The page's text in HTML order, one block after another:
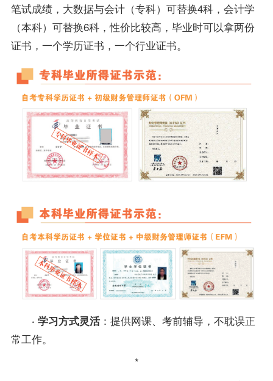
笔试成绩， 大数据与会计（专科）可替换4科， 会计学
（本科）可替换6科，性价比较高，毕业时可以拿两份
证书，一个学历证书，一个行业证书。
· 学习方式灵活：提供网课、考前辅导，不耽误正
常工作。
*